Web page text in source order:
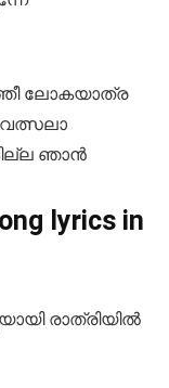
ലോകയാത്ര
വത്സലാ
ഞാൻ
lyrics in
രാത്രിയിൽ